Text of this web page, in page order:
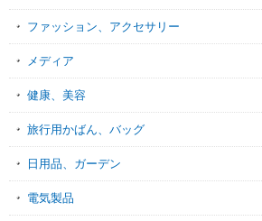
ファッション、アクセサリー
メディア
健康、美容
旅行用かばん、バッグ
日用品、ガーデン
電気製品